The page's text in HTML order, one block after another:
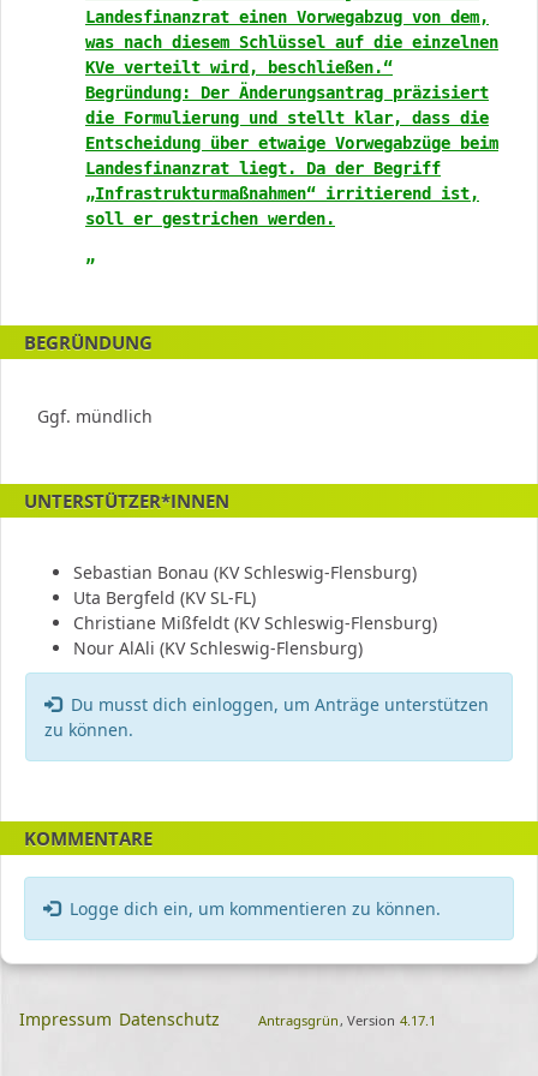
Landesfinanzrat einen Vorwegabzug von dem,
was nach diesem Schlüssel auf die einzelnen
KVe verteilt wird, beschließen.“
Begründung: Der Änderungsantrag präzisiert
die Formulierung und stellt klar, dass die
Entscheidung über etwaige Vorwegabzüge beim
Landesfinanzrat liegt. Da der Begriff
„Infrastrukturmaßnahmen“ irritierend ist,
soll er gestrichen werden.
„
BEGRÜNDUNG
Ggf. mündlich
UNTERSTÜTZER*INNEN
Sebastian Bonau (KV Schleswig-Flensburg)
Uta Bergfeld (KV SL-FL)
Christiane Mißfeldt (KV Schleswig-Flensburg)
Nour AlAli (KV Schleswig-Flensburg)
Fehler:
Du musst dich einloggen, um Anträge unterstützen
zu können.
KOMMENTARE
Logge dich ein, um kommentieren zu können.
Impressum Datenschutz Antragsgrün , Version 4.17.1